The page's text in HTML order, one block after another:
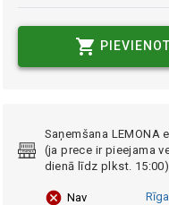
Saņemšana LEMONA
(ja prece ir pieejama
dienā līdz plkst. 15:00)
Nav